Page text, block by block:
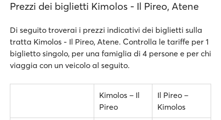
Prezzi dei biglietti Kimolos - Il Pireo, Atene
Di seguito troverai i prezzi indicativi dei biglietti sulla
tratta Kimolos - Il Pireo, Atene. Controlla le tariffe per 1
biglietto singolo, per una famiglia di 4 persone e per chi
viaggia con un veicolo al seguito.
Kimolos – Il
Pireo
Il Pireo –
Kimolos